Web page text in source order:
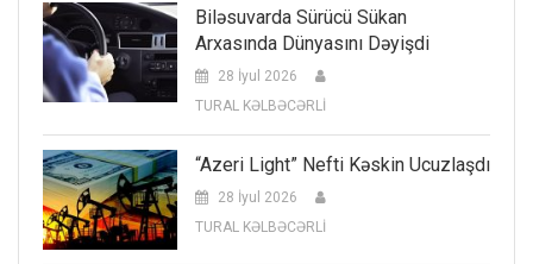
Biləsuvarda Sürücü Sükan
Arxasında Dünyasını Dəyişdi
28 İyul 2026
TURAL KƏLBƏCƏRLİ
“Azeri Light” Nefti Kəskin Ucuzlaşdı
28 İyul 2026
TURAL KƏLBƏCƏRLİ